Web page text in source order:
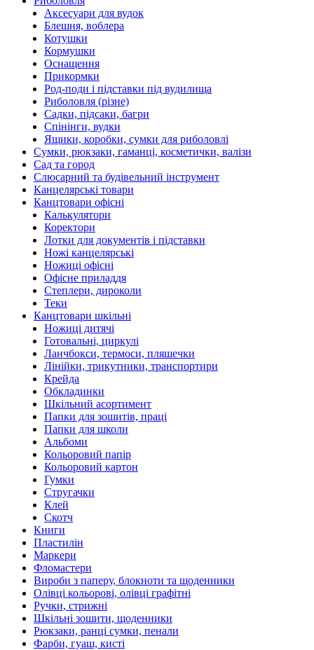
Аксесуари для вудок
Блешня, воблера
Котушки
Кормушки
Оснащення
Прикормки
Род-поди і підставки під вудилища
Риболовля (різне)
Садки, підсаки, багри
Спінінги, вудки
Ящики, коробки, сумки для риболовлі
Сумки, рюкзаки, гаманці, косметички, валізи
Сад та город
Слюсарний та будівельний інструмент
Канцелярські товари
Канцтовари офісні
Калькулятори
Коректори
Лотки для документів і підставки
Ножі канцелярські
Ножиці офісні
Офісне приладдя
Степлери, дироколи
Теки
Канцтовари шкільні
Ножиці дитячі
Готовальні, циркулі
Ланчбокси, термоси, пляшечки
Лінійки, трикутники, транспортири
Крейда
Обкладинки
Шкільний асортимент
Папки для зошитів, праці
Папки для школи
Альбоми
Кольоровий папір
Кольоровий картон
Гумки
Стругачки
Клей
Скотч
Книги
Пластилін
Маркери
Фломастери
Вироби з паперу, блокноти та щоденники
Олівці кольорові, олівці графітні
Ручки, стрижні
Шкільні зошити, щоденники
Рюкзаки, ранці сумки, пенали
Фарби, гуаш, кисті